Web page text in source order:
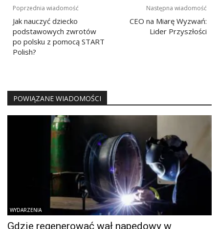
Nawigacja
wpisu
Poprzednia wiadomość
Jak nauczyć dziecko
podstawowych zwrotów
po polsku z pomocą START
Polish?
Następna wiadomość
CEO na Miarę Wyzwań:
Lider Przyszłości
POWIĄZANE WIADOMOŚCI
WYDARZENIA
Gdzie regenerować wał napędowy w